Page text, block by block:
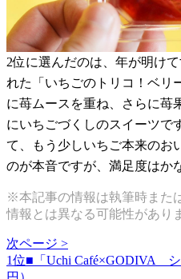
2位に選んだのは、年が明け
れた「いちごのトリコ！ベリ
に苺ムースを重ね、さらに苺
にいちごづくしのスイーツで
て、もう少しいちご本来の
のが本音ですが、満足度はか
※本記事の情報は執筆時また
情報とは異なる可能性があり
次ページ >
1位■「Uchi Café×GODIVA